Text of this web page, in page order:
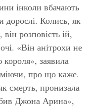
інколи вбачають
дорослі. Колись, як
розповість ій,
«Він анітрохи не
заявила
про що каже.
смерть, пронизала
Джона Арина»,